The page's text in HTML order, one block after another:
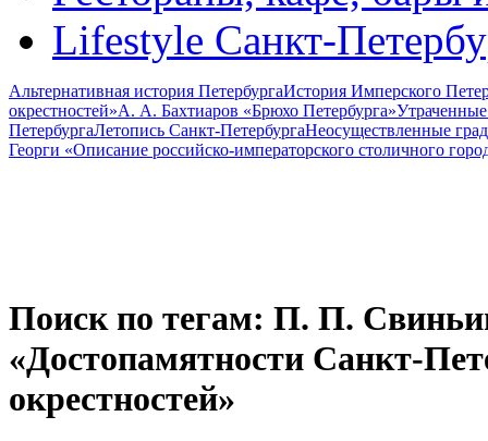
Lifestyle Санкт-
Альтернативная история ПетербургаИстория Имперского
окрестностей»А. А. Бахтиаров «Брюхо Петербурга»
ПетербургаЛетопись Санкт-ПетербургаНеосуществленные
Георги «Описание российско-императорского столичного
Поиск по тегам: П. П.
«Достопамятности Санкт-
окрестностей»